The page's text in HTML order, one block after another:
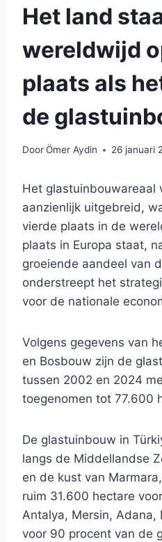
Het land
wereldwijd
plaats als
de
DoorÖmer Aydin 26 januari
Het glastuinbouwareaal
aanzienlijk uitgebreid,
vierde plaats in de
plaats in Europa staat,
groeiende aandeel van
onderstreept het
voor de nationale
Volgens gegevens van
en Bosbouw zijn de
tussen 2002 en 2024
toegenomen tot 77.600
De glastuinbouw in
langs de Middellandse
en de kust van
ruim 31.600 hectare
Antalya, Mersin, Adana,
voor 90 procent van de